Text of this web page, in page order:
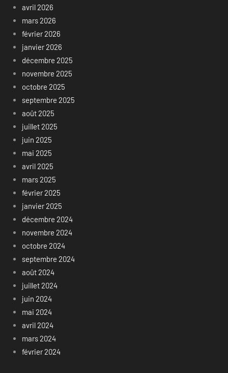
avril 2026
mars 2026
février 2026
janvier 2026
décembre 2025
novembre 2025
octobre 2025
septembre 2025
août 2025
juillet 2025
juin 2025
mai 2025
avril 2025
mars 2025
février 2025
janvier 2025
décembre 2024
novembre 2024
octobre 2024
septembre 2024
août 2024
juillet 2024
juin 2024
mai 2024
avril 2024
mars 2024
février 2024